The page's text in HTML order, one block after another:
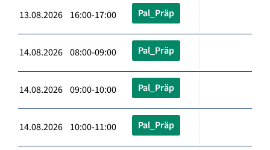
13.08.2026 16:00-17:00 Pal_Präp
14.08.2026 08:00-09:00 Pal_Präp
14.08.2026 09:00-10:00 Pal_Präp
14.08.2026 10:00-11:00 Pal_Präp